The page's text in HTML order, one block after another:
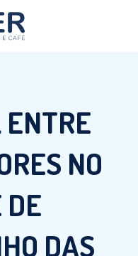
ENTRE
NO
DAS